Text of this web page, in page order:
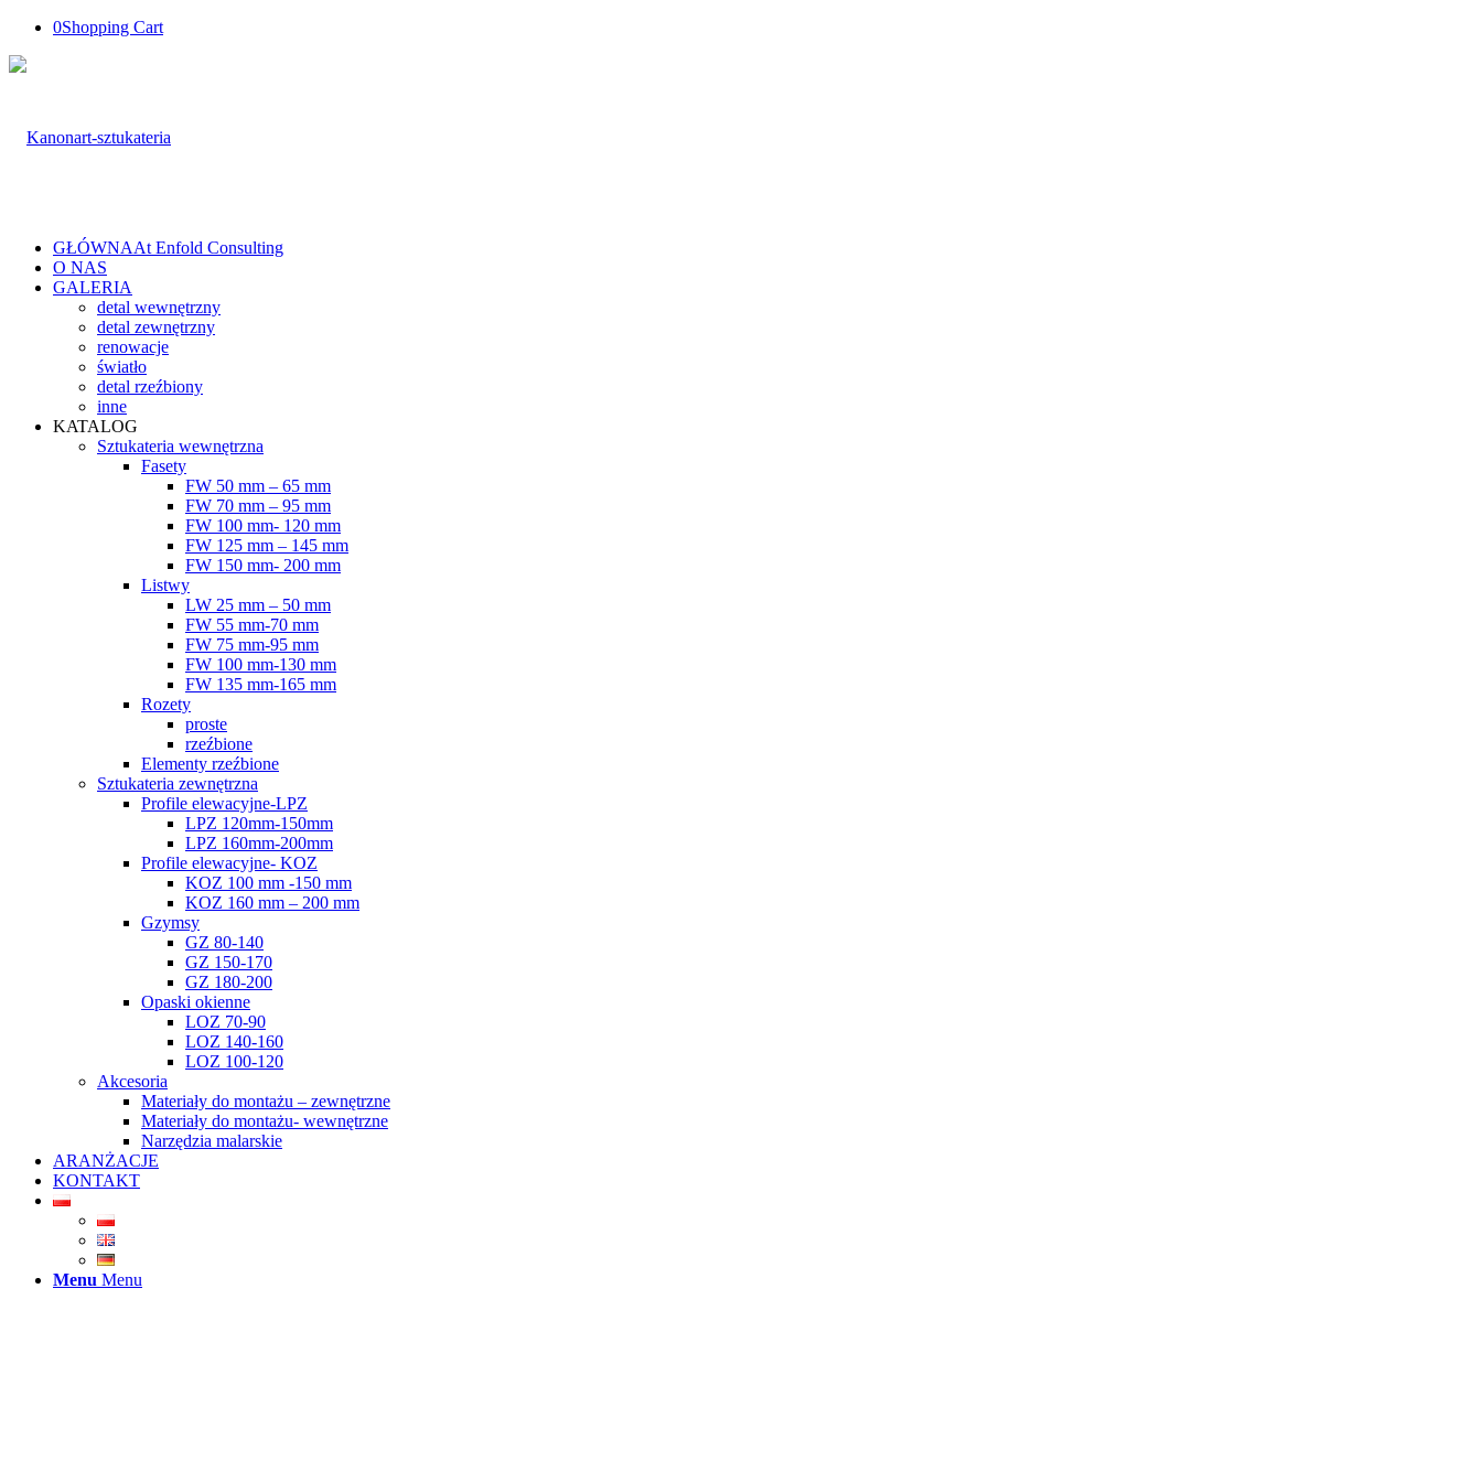
0Shopping Cart
GŁÓWNAAt Enfold Consulting
O NAS
GALERIA
detal wewnętrzny
detal zewnętrzny
renowacje
światło
detal rzeźbiony
inne
KATALOG
Sztukateria wewnętrzna
Fasety
FW 50 mm – 65 mm
FW 70 mm – 95 mm
FW 100 mm- 120 mm
FW 125 mm – 145 mm
FW 150 mm- 200 mm
Listwy
LW 25 mm – 50 mm
FW 55 mm-70 mm
FW 75 mm-95 mm
FW 100 mm-130 mm
FW 135 mm-165 mm
Rozety
proste
rzeźbione
Elementy rzeźbione
Sztukateria zewnętrzna
Profile elewacyjne-LPZ
LPZ 120mm-150mm
LPZ 160mm-200mm
Profile elewacyjne- KOZ
KOZ 100 mm -150 mm
KOZ 160 mm – 200 mm
Gzymsy
GZ 80-140
GZ 150-170
GZ 180-200
Opaski okienne
LOZ 70-90
LOZ 140-160
LOZ 100-120
Akcesoria
Materiały do montażu – zewnętrzne
Materiały do montażu- wewnętrzne
Narzędzia malarskie
ARANŻACJE
KONTAKT
Menu Menu